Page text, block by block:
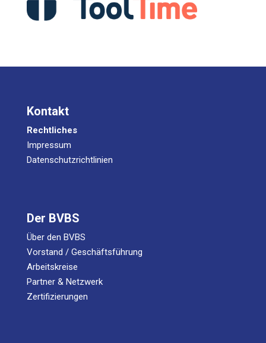
Kontakt
Rechtliches
Impressum
Datenschutzrichtlinien
Der BVBS
Über den BVBS
Vorstand / Geschäftsführung
Arbeitskreise
Partner & Netzwerk
Zertifizierungen